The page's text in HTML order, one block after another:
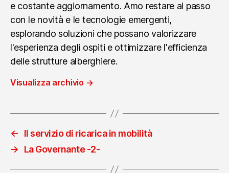
e costante aggiornamento. Amo restare al passo
con le novità e le tecnologie emergenti,
esplorando soluzioni che possano valorizzare
l'esperienza degli ospiti e ottimizzare l'efficienza
delle strutture alberghiere.
Visualizza archivio →
←
Il servizio di ricarica in mobilità
→
La Governante -2-